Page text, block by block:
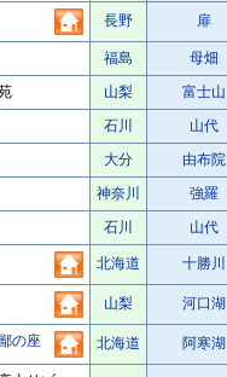
長野 扉
福島
母畑
山梨
富士山
石川
山代
大分
由布院
神奈川
強羅
石川 山代
北海道 十勝川
山梨 河口湖
の座 北海道 阿寒湖